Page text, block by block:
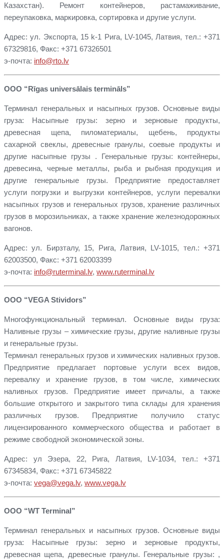
Казахстан). Ремонт контейнеров, растамаживание,
переупаковка, маркировка, сортировка и другие услуги.
Адрес: ул. Экспорта, 15 k-1 Рига, LV-1045, Латвия, тел.: +371
67329816, Факс: +371 67326501
э-почта: info@rto.lv
ООО “Rīgas universālais termināls”
Терминал генеральных и насыпных грузов. Основные виды
груза: Насыпные грузы: зерно и зерновые продукты,
древесная щепа, пиломатериалы, щебень, продукты
сахарной свеклы, древесные гранулы, соевые продукты и
другие насыпные грузы . Генеральные грузы: контейнеры,
древесина, черные металлы, рыба и рыбная продукция и
другие генеральные грузы. Предприятие предоставляет
услуги погрузки и выгрузки контейнеров, услуги перевалки
насыпных грузов и генеральных грузов, хранение различных
грузов в морозильниках, а также хранение железнодорожных
вагонов.
Адрес: ул. Бирзталу, 15, Рига, Латвия, LV-1015, тел.: +371
62003500, Факс: +371 62003399
э-почта: info@ruterminal.lv, www.ruterminal.lv
ООО “VEGA Stividors”
Многофункциональный терминал. Основные виды груза:
Наливные грузы – химические грузы, другие наливные грузы
и генеральные грузы.
Терминал генеральных грузов и химических наливных грузов.
Предприятие предлагает портовые услуги всех видов,
перевалку и хранение грузов, в том числе, химических
наливных грузов. Предприятие имеет причалы, а также
большие открытого и закрытого типа склады для хранения
различных грузов. Предприятие получило статус
лицензированного коммерческого общества и работает в
режиме свободной экономической зоны.
Адрес: ул Эзера, 22, Рига, Латвия, LV-1034, тел.: +371
67345834, Факс: +371 67345822
э-почта: vega@vega.lv, www.vega.lv
ООО “WT Terminal”
Терминал генеральных и насыпных грузов. Основные виды
груза: Насыпные грузы: зерно и зерновые продукты,
древесная щепа, древесные гранулы. Генеральные грузы: ,